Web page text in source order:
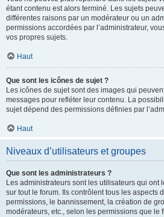
étant contenu est alors terminé. Les sujets
différentes raisons par un modérateur ou un
permissions accordées par l’administrateur,
vos propres sujets.
Haut
Que sont les icônes de sujet ?
Les icônes de sujet sont des images qui
messages pour refléter leur contenu. La
sujet dépend des permissions définies par
Haut
Niveaux d’utilisateurs et groupes
Que sont les administrateurs ?
Les administrateurs sont les utilisateurs qui ont
sur tout le forum. Ils contrôlent tous les aspects
permissions, le bannissement, la création de
modérateurs, etc., selon les permissions que le